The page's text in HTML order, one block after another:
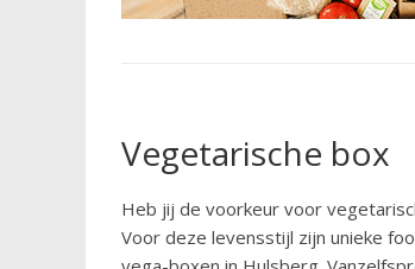
Vegetarische box
Heb jij de voorkeur voor
Voor deze levensstijl zijn unieke